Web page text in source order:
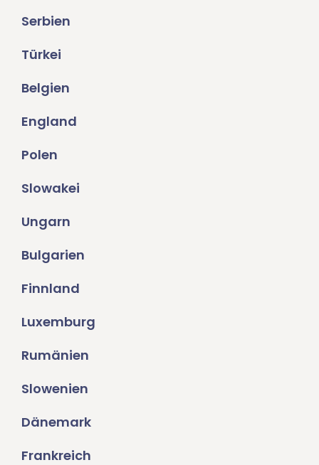
Serbien
Türkei
Belgien
England
Polen
Slowakei
Ungarn
Bulgarien
Finnland
Luxemburg
Rumänien
Slowenien
Dänemark
Frankreich